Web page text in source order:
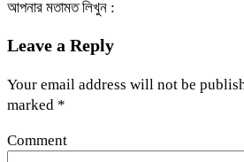
আপনার মতামত লিখুন :
Leave a Reply
Your email address will not be
marked *
Comment